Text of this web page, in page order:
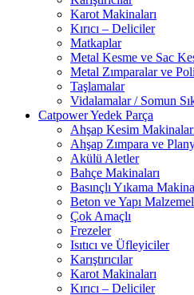
Karot Makinaları
Kırıcı – Deliciler
Matkaplar
Metal Kesme ve Sac
Metal Zımparalar ve
Taşlamalar
Vidalamalar / Somun
Catpower Yedek Parça
Ahşap Kesim
Ahşap Zımpara ve
Akülü Aletler
Bahçe Makinaları
Basınçlı Yıkama
Beton ve Yapı
Çok Amaçlı
Frezeler
Isıtıcı ve Üfleyiciler
Karıştırıcılar
Karot Makinaları
Kırıcı – Deliciler